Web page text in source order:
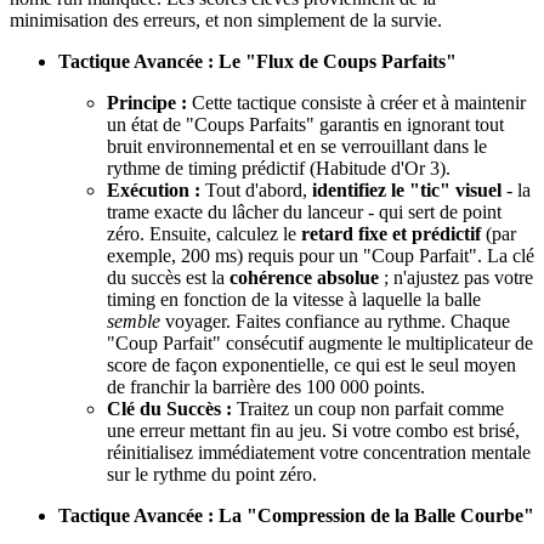
minimisation des erreurs, et non simplement de la survie.
Tactique Avancée : Le "Flux de Coups Parfaits"
Principe : Cette tactique consiste à créer et à maintenir
un état de "Coups Parfaits" garantis en ignorant tout
bruit environnemental et en se verrouillant dans le
rythme de timing prédictif (Habitude d'Or 3).
Exécution : Tout d'abord, identifiez le "tic" visuel - la
trame exacte du lâcher du lanceur - qui sert de point
zéro. Ensuite, calculez le retard fixe et prédictif(par
exemple, 200 ms) requis pour un "Coup Parfait". La clé
du succès est la cohérence absolue ; n'ajustez pas votre
timing en fonction de la vitesse à laquelle la balle
semble voyager. Faites confiance au rythme. Chaque
"Coup Parfait" consécutif augmente le multiplicateur de
score de façon exponentielle, ce qui est le seul moyen
de franchir la barrière des 100 000 points.
Clé du Succès : Traitez un coup non parfait comme
une erreur mettant fin au jeu. Si votre combo est brisé,
réinitialisez immédiatement votre concentration mentale
sur le rythme du point zéro.
Tactique Avancée : La "Compression de la Balle Courbe"